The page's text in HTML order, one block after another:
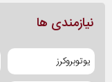
نیازمندی ها
یوتوبروکرز